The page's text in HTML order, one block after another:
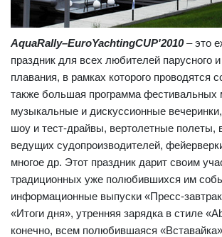
AquaRally–EuroYaсhtingCUP'2010– это
праздник для всех любителей парусного и
плавания, в рамках которого проводятся
также большая программа фестивальных
музыкальные и дискуссионные
шоу и тест-драйвы, вертолетные полеты,
ведущих судопроизводителей,
многое др. Этот праздник дарит своим
традиционных уже полюбившихся им
информационные выпуски «Пресс-
«Итоги дня», утренняя зарядка в стиле «
конечно, всем полюбившаяся